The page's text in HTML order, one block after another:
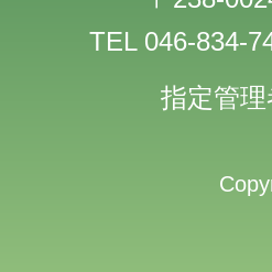
TEL 046-834-
指定管